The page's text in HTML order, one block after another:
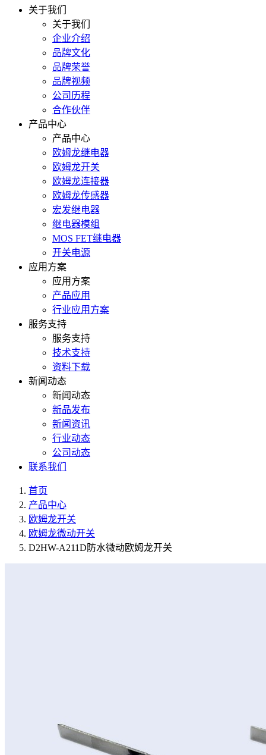
关于我们
关于我们
企业介绍
品牌文化
品牌荣誉
品牌视频
公司历程
合作伙伴
产品中心
产品中心
欧姆龙继电器
欧姆龙开关
欧姆龙连接器
欧姆龙传感器
宏发继电器
继电器模组
MOS FET继电器
开关电源
应用方案
应用方案
产品应用
行业应用方案
服务支持
服务支持
技术支持
资料下载
新闻动态
新闻动态
新品发布
新闻资讯
行业动态
公司动态
联系我们
首页
产品中心
欧姆龙开关
欧姆龙微动开关
D2HW-A211D防水微动欧姆龙开关